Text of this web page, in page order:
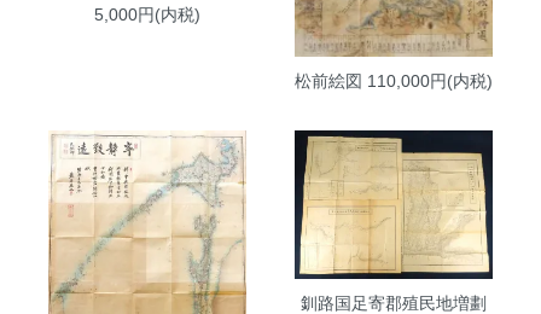
5,000円(内税)
松前絵図 110,000円(内税)
釧路国足寄郡殖民地増劃